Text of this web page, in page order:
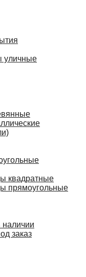
уличные
квадратные
прямоугольные
заказ